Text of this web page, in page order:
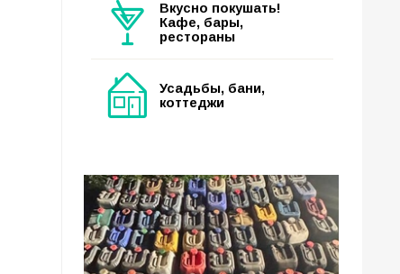
Вкусно покушать!
Кафе, бары,
рестораны
Усадьбы, бани,
коттеджи